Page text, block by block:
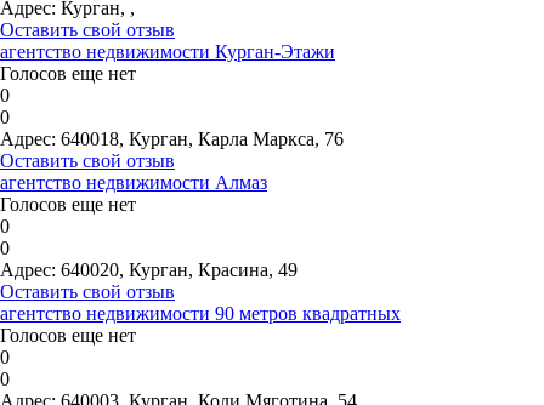
Адрес: Курган, ,
Оставить свой отзыв
агентство недвижимости Курган-Этажи
Голосов еще нет
0
0
Адрес: 640018, Курган, Карла Маркса, 76
Оставить свой отзыв
агентство недвижимости Алмаз
Голосов еще нет
0
0
Адрес: 640020, Курган, Красина, 49
Оставить свой отзыв
агентство недвижимости 90 метров квадратных
Голосов еще нет
0
0
Адрес: 640003, Курган, Коли Мяготина, 54